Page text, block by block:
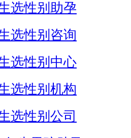
选性别助孕
选性别咨询
选性别中心
选性别机构
选性别公司